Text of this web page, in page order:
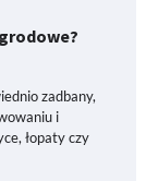
zadbany,
i
łopaty czy